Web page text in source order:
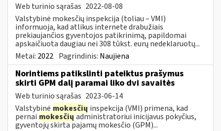
Web turinio sąrašas 2022-08-08
Valstybinė mokesčių inspekcija (toliau – VMI)
informuoja, kad atlikus internete drabužiais
prekiaujančios gyventojos patikrinimą, papildomai
apskaičiuota daugiau nei 308 tūkst. eurų nedeklaruotų...
Metai: 2022 Pagrindinis: Naujiena
Norintiems patikslinti pateiktus prašymus
skirti GPM dalį paramai liko dvi savaitės
Web turinio sąrašas 2023-06-14
Valstybinė mokesčių inspekcija (VMI) primena, kad
pernai mokesčiųadministratoriui inicijavus pokyčius,
gyventojų skirta pajamų mokesčio (GPM)...